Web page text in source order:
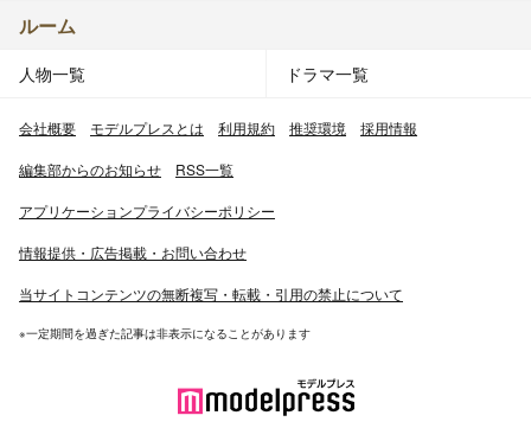
ルーム
人物一覧 ドラマ一覧
会社概要 モデルプレスとは 利用規約 推奨環境 採用情報
編集部からのお知らせ RSS一覧
アプリケーションプライバシーポリシー
情報提供・広告掲載・お問い合わせ
当サイトコンテンツの無断複写・転載・引用の禁止について
※一定期間を過ぎた記事は非表示になることがあります